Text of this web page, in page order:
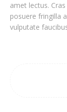
amet lectus.
posuere fringilla
vulputate